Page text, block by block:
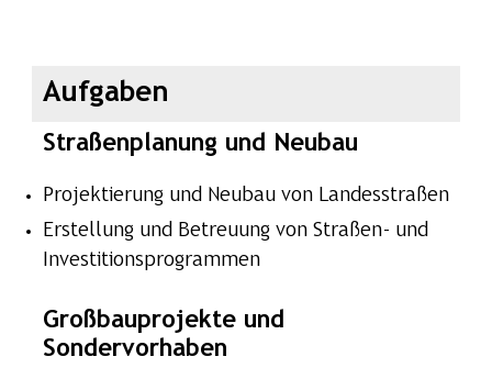
Aufgaben
Straßenplanung und Neubau
Projektierung und Neubau von Landesstraßen
Erstellung und Betreuung von Straßen- und
Investitionsprogrammen
Großbauprojekte und
Sondervorhaben